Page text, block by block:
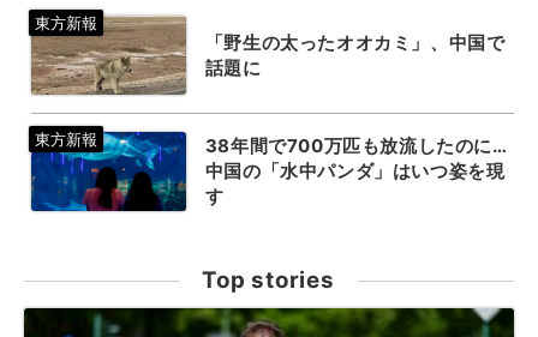
「野生の太ったオオカミ」、中国で
話題に
38年間で700万匹も放流したのに…
中国の「水中パンダ」はいつ姿を現
す
Top stories